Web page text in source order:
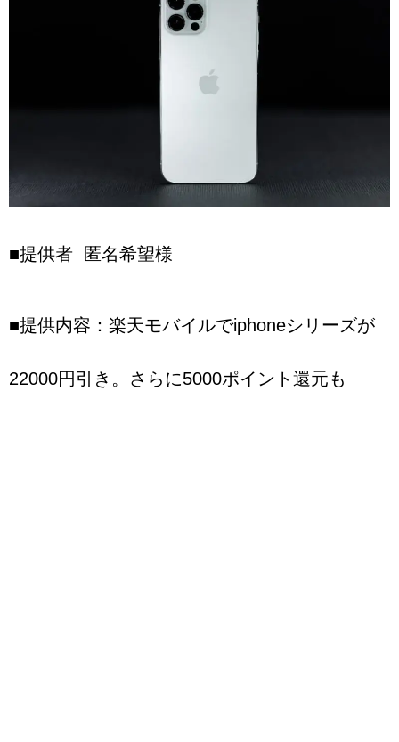
■提供者 匿名希望様
■提供内容：楽天モバイルでiphoneシリーズが
22000円引き。さらに5000ポイント還元も